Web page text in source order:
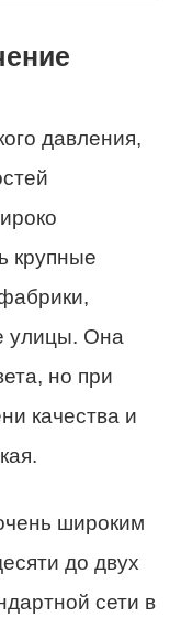
давления,
крупные
улицы. Она
но при
качества и
широким
до двух
сети в